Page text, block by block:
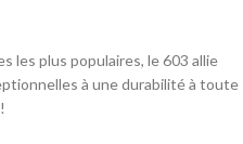
les plus populaires, le 603 allie
à une durabilité à toute